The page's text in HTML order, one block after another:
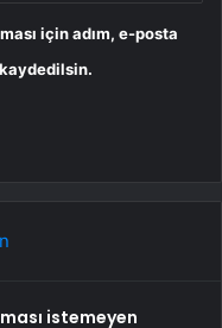
için adım, e-posta
istemeyen